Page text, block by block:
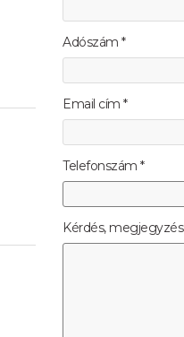
Adószám *
Email cím *
Telefonszám *
Kérdés, megjegyzés